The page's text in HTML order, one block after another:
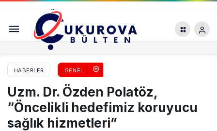
HABERLER GENEL
Uzm. Dr. Özden Polatöz,
“Öncelikli hedefimiz koruyucu
sağlık hizmetleri”
Boğaziçi Üniversitesi’nin atanmış rektörü
hukuksuzluğa devam ediyor